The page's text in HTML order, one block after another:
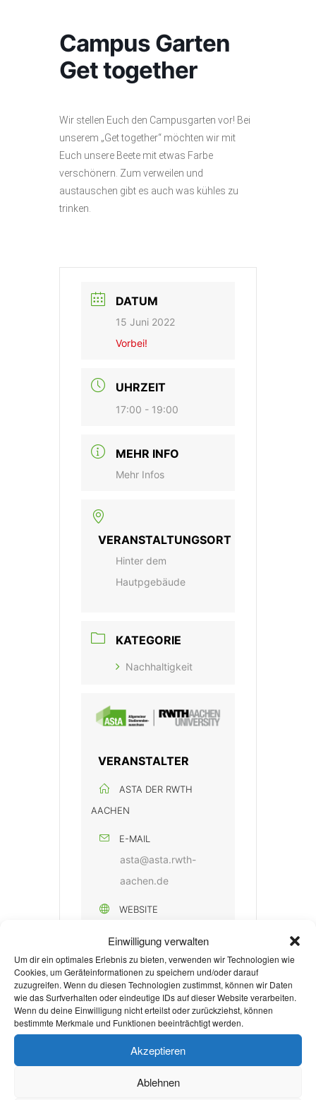
Einwilligung verwalten
Um dir ein optimales Erlebnis zu bieten, verwenden wir Technologien wie
Cookies, um Geräteinformationen zu speichern und/oder darauf
zuzugreifen. Wenn du diesen Technologien zustimmst, können wir Daten
wie das Surfverhalten oder eindeutige IDs auf dieser Website verarbeiten.
Wenn du deine Einwilligung nicht erteilst oder zurückziehst, können
bestimmte Merkmale und Funktionen beeinträchtigt werden.
Akzeptieren
Ablehnen
Campus Garten
Get together
Wir stellen Euch den Campusgarten vor! Bei
unserem „Get together“ möchten wir mit
Euch unsere Beete mit etwas Farbe
verschönern. Zum verweilen und
austauschen gibt es auch was kühles zu
trinken.
DATUM
15 Juni 2022
Vorbei!
UHRZEIT
17:00 - 19:00
MEHR INFO
Mehr Infos
VERANSTALTUNGSORT
Hinter dem
Hautpgebäude
KATEGORIE
Nachhaltigkeit
VERANSTALTER
ASTA DER RWTH
AACHEN
E-MAIL
asta@asta.rwth-
aachen.de
WEBSITE
-aachen.de/
Mehr Infos